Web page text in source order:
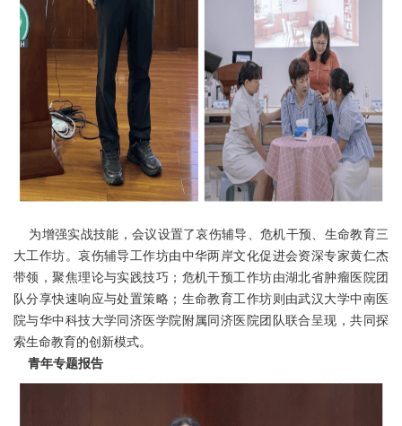
为增强实战技能，会议设置了哀伤辅导、危机干预、生命教育三
大工作坊。哀伤辅导工作坊由中华两岸文化促进会资深专家黄仁杰
带领，聚焦理论与实践技巧；危机干预工作坊由湖北省肿瘤医院团
队分享快速响应与处置策略；生命教育工作坊则由武汉大学中南医
院与华中科技大学同济医学院附属同济医院团队联合呈现，共同探
索生命教育的创新模式。
青年专题报告